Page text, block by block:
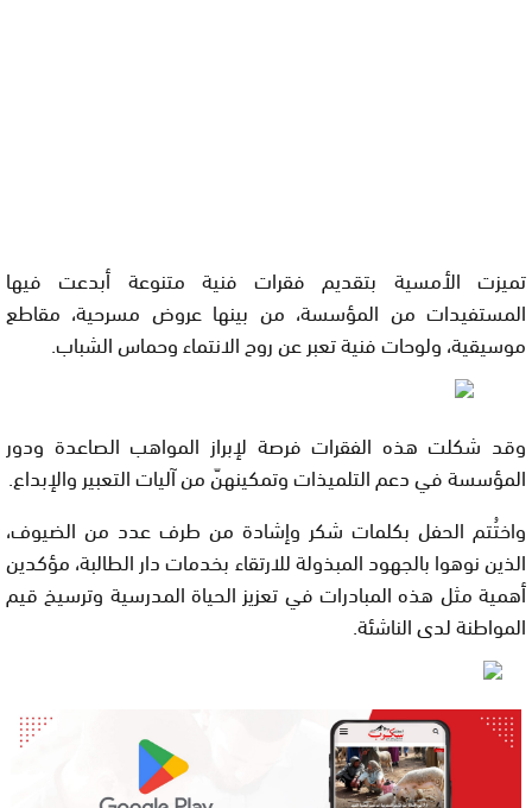
تميزت الأمسية بتقديم فقرات فنية متنوعة أبدعت فيها
المستفيدات من المؤسسة، من بينها عروض مسرحية، مقاطع
موسيقية، ولوحات فنية تعبر عن روح الانتماء وحماس الشباب.
وقد شكلت هذه الفقرات فرصة لإبراز المواهب الصاعدة ودور
المؤسسة في دعم التلميذات وتمكينهنّ من آليات التعبير والإبداع.
واختُتم الحفل بكلمات شكر وإشادة من طرف عدد من الضيوف،
الذين نوهوا بالجهود المبذولة للارتقاء بخدمات دار الطالبة، مؤكدين
أهمية مثل هذه المبادرات في تعزيز الحياة المدرسية وترسيخ قيم
المواطنة لدى الناشئة.